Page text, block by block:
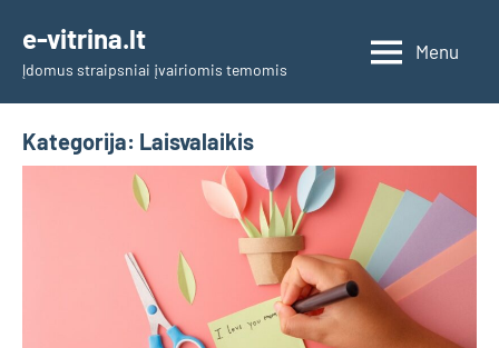
content
e-vitrina.lt
Įdomus straipsniai įvairiomis temomis
Menu
Kategorija: Laisvalaikis